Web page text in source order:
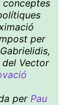
conceptes
per
del Vector
per Pau